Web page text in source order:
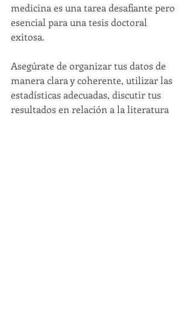
medicina es una tarea desafiante pero
esencial para una tesis doctoral
exitosa.
Asegúrate de organizar tus datos de
manera clara y coherente, utilizar las
estadísticas adecuadas, discutir tus
resultados en relación a la literatura